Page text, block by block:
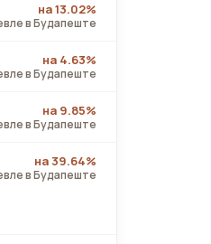
на 13.02%
в Будапеште
на 4.63%
в Будапеште
на 9.85%
в Будапеште
на 39.64%
в Будапеште